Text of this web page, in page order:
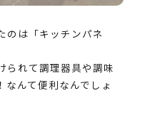
のは「キッチンパネ
られて調理器具や調味
んて便利なんでしょ